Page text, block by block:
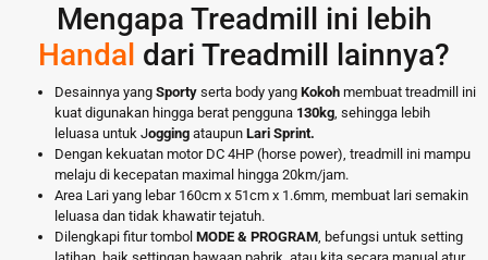
Mengapa Treadmill ini lebih
Handal dari Treadmill lainnya?
Desainnya yang Sporty serta body yang Kokoh membuat treadmill ini
kuat digunakan hingga berat pengguna 130kg, sehingga lebih
leluasa untuk Jogging ataupun Lari Sprint.
Dengan kekuatan motor DC 4HP (horse power), treadmill ini mampu
melaju di kecepatan maximal hingga 20km/jam.
Area Lari yang lebar 160cm x 51cm x 1.6mm, membuat lari semakin
leluasa dan tidak khawatir tejatuh.
Dilengkapi fitur tombol MODE & PROGRAM, befungsi untuk setting